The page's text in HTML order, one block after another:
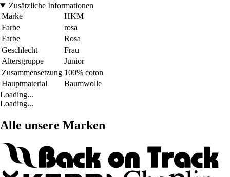
Zusätzliche Informationen
Marke
HKM
Farbe
rosa
Farbe
Rosa
Geschlecht
Frau
Altersgruppe
Junior
Zusammensetzung 100% coton
Hauptmaterial
Baumwolle
Loading...
Loading...
Alle unsere Marken